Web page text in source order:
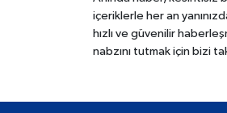
içeriklerle her an
hızlı ve güvenilir
nabzını tutmak için bizi